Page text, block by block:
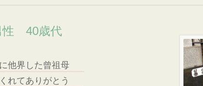
性 40歳代
他界した曾祖母
れてありがとう